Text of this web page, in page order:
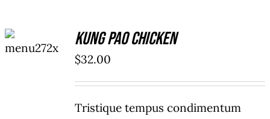
CART
/
Kung Pao Chicken
$32.00
Tristique tempus condimentum